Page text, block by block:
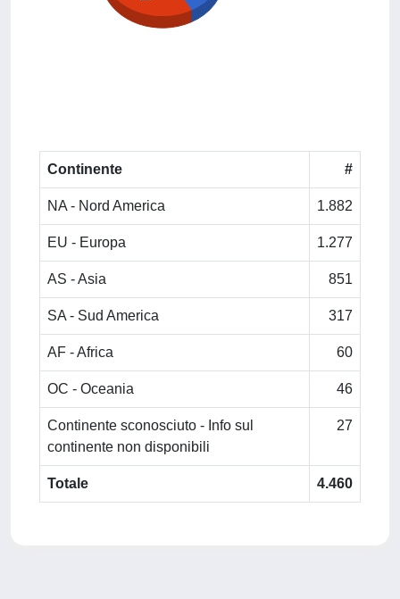
Continente #
NA - Nord America 1.882
EU - Europa 1.277
AS - Asia 851
SA - Sud America 317
AF - Africa 60
OC - Oceania 46
Continente sconosciuto - Info sul
continente non disponibili
27
Totale 4.460